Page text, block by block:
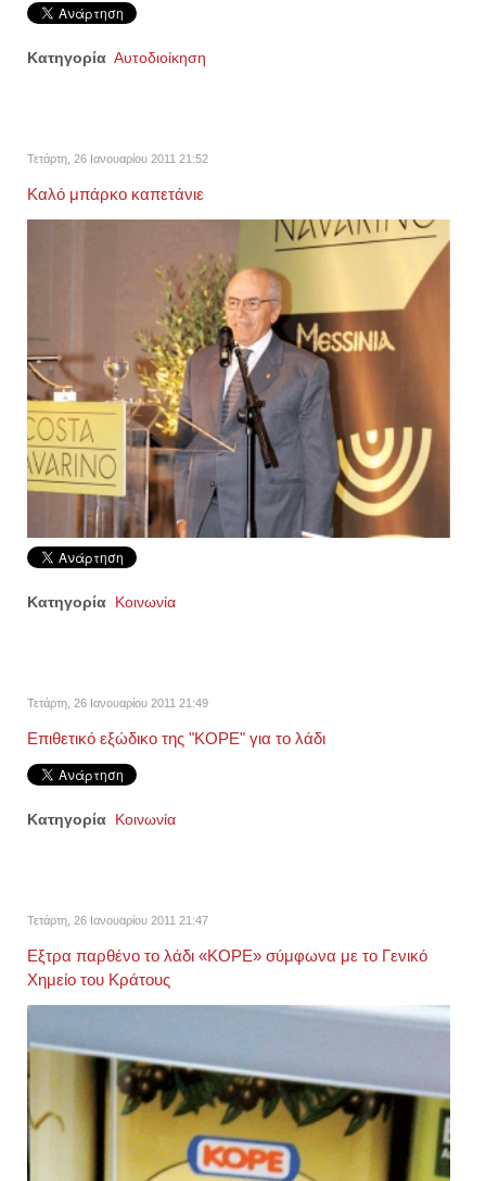
Κατηγορία Αυτοδιοίκηση
Τετάρτη, 26 Ιανουαρίου 2011 21:52
Καλό μπάρκο καπετάνιε
Κατηγορία Κοινωνία
Τετάρτη, 26 Ιανουαρίου 2011 21:49
Επιθετικό εξώδικο της "ΚΟΡΕ" για το λάδι
Κατηγορία Κοινωνία
Τετάρτη, 26 Ιανουαρίου 2011 21:47
Εξτρα παρθένο το λάδι «ΚΟΡΕ» σύμφωνα με το Γενικό
Χημείο του Κράτους